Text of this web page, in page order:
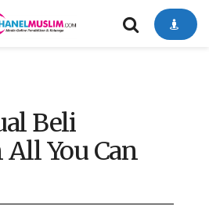
Beli
You Can